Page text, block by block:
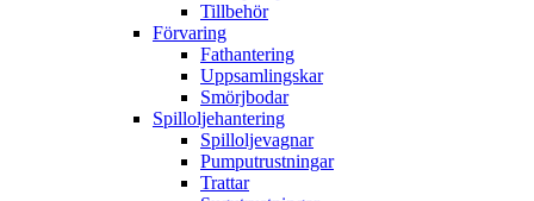
Tillbehör
Förvaring
Fathantering
Uppsamlingskar
Smörjbodar
Spilloljehantering
Spilloljevagnar
Pumputrustningar
Trattar